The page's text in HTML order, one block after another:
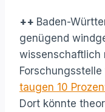
++ Baden-
genügend
wissenschaftlich
taugen 10
Dort könnte